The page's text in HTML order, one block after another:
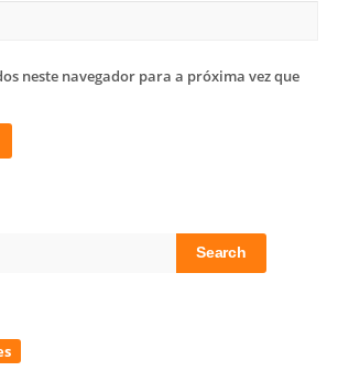
neste navegador para a próxima vez que